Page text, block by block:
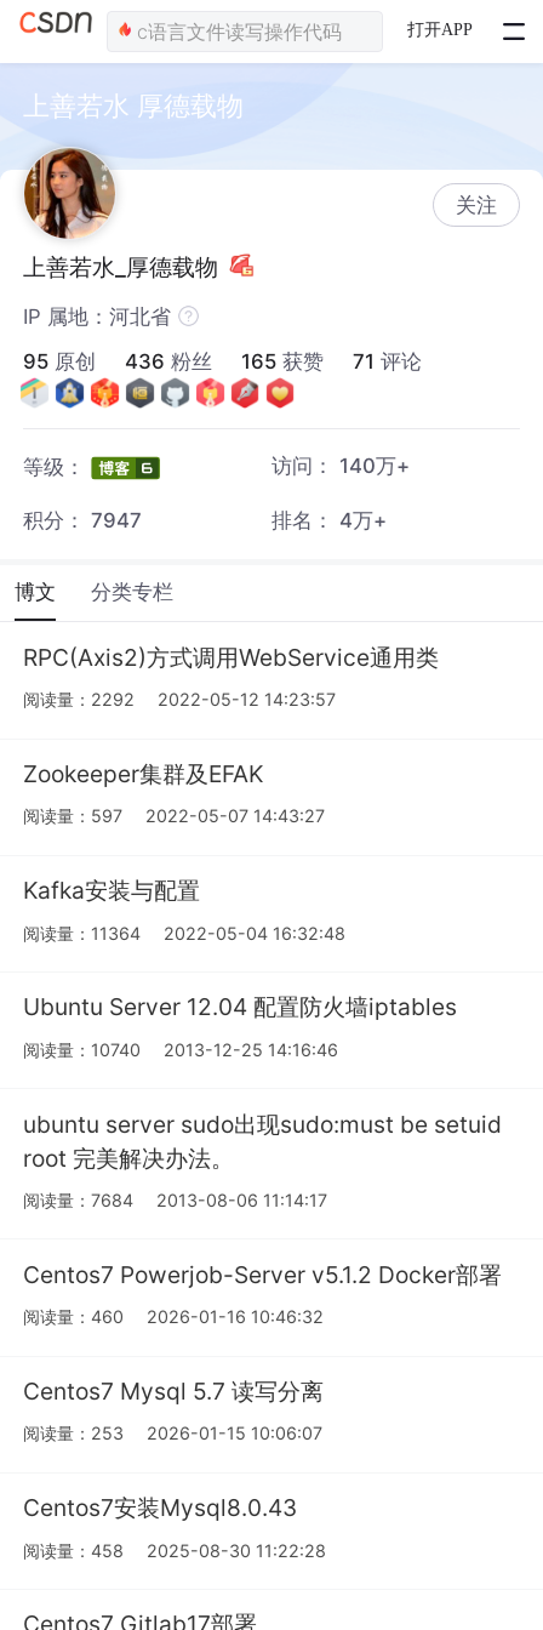
打开APP
上善若水 厚德载物
关注
上善若水_厚德载物
IP 属地：河北省
95 原创 436 粉丝 165 获赞 71 评论
等级： 访问： 140万+
积分： 7947 排名： 4万+
博文 分类专栏
RPC(Axis2)方式调用WebService通用类
阅读量：2292 2022-05-12 14:23:57
Zookeeper集群及EFAK
阅读量：597 2022-05-07 14:43:27
Kafka安装与配置
阅读量：11364 2022-05-04 16:32:48
Ubuntu Server 12.04 配置防火墙iptables
阅读量：10740 2013-12-25 14:16:46
ubuntu server sudo出现sudo:must be setuid
root 完美解决办法。
阅读量：7684 2013-08-06 11:14:17
Centos7 Powerjob-Server v5.1.2 Docker部署
阅读量：460 2026-01-16 10:46:32
Centos7 Mysql 5.7 读写分离
阅读量：253 2026-01-15 10:06:07
Centos7安装Mysql8.0.43
阅读量：458 2025-08-30 11:22:28